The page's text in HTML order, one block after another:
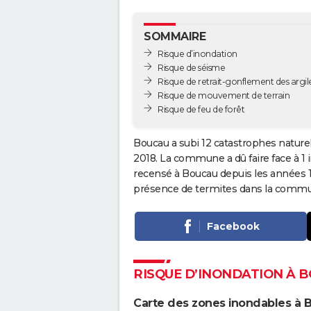
SOMMAIRE
Risque d’inondation
Risque de séisme
Risque de retrait-gonflement des
Risque de mouvement de terrain
Risque de feu de forêt
Boucau a subi 12 catastrophes
2018. La commune a dû faire face à
recensé à Boucau depuis les années
présence de termites dans la
Facebook
RISQUE D’INONDATION À
Carte des zones inondables à